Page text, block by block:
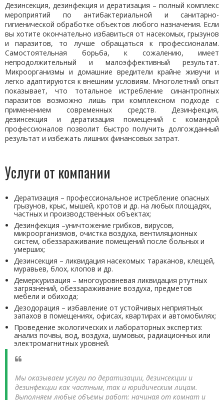
Дезинсекция, дезинфекция и дератизация – полный комплекс
мероприятий по антибактериальной и санитарно-
гигиенической обработке объектов любого назначения. Если
вы хотите окончательно избавиться от насекомых, грызунов
и паразитов, то лучше обращаться к профессионалам.
Самостоятельная борьба, к сожалению, имеет
непродолжительный и малоэффективный результат.
Микроорганизмы и домашние вредители крайне живучи и
легко адаптируются к внешним условиям. Многолетний опыт
показывает, что тотальное истребление синантропных
паразитов возможно лишь при комплексном подходе с
применением современных средств. Дезинфекция,
дезинсекция и дератизация помещений с командой
профессионалов позволит быстро получить долгожданный
результат и избежать лишних финансовых затрат.
Услуги от компании
Дератизация – профессиональное истребление опасных
грызунов, крыс, мышей, кротов и др. на любых площадях,
частных и производственных объектах;
Дезинфекция –уничтожение грибков, вирусов,
микроорганизмов, очистка воздуха, вентиляционных
систем, обеззараживание помещений после больных и
умерших;
Дезинсекция – ликвидация насекомых: тараканов, клещей,
муравьев, блох, клопов и др.
Демеркуризация – многоуровневая ликвидация ртутных
загрязнений, обеззараживание воздуха, предметов
мебели и обихода;
Дезодорация – избавление от устойчивых неприятных
запахов в помещениях, офисах, квартирах и автомобилях;
Проведение экологических и лабораторных экспертиз:
анализ почвы, вод, воздуха, шумовых, радиационных или
электромагнитных уровней.
Мы оказываем услуги по дератизации, дезинсекции и
дезинфекции как частным, так и юридическим лицам.
Выполняем любые объемы работ: начиная от комнат и